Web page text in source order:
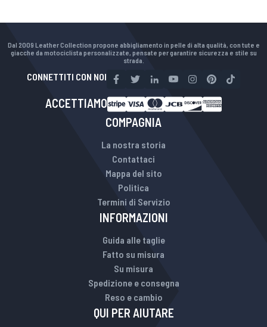
Dal 2009 Leather Collection propone abbigliamento in pelle di alta qualità, con tute e
giacche da motociclista personalizzate, pensate per garantire sicurezza e stile su
strada.
CONNETTITI CON NOI
ACCETTIAMO
COMPAGNIA
La nostra storia
Contattaci
Mappa del sito
Politica
Termini di Servizio
INFORMAZIONI
Guida alle taglie
Fatto su misura
Su misura
Spedizione e consegna
Reso e cambio
QUI PER AIUTARE